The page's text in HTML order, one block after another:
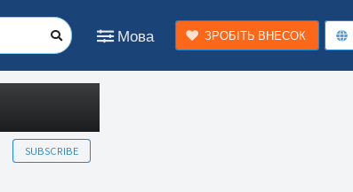
Мова ЗРОБІТЬ ВНЕСОК
SUBSCRIBE